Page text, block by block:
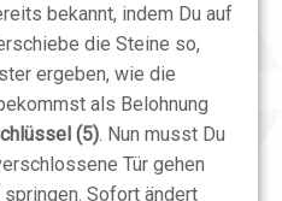
bekannt, indem Du auf
die Steine so,
ergeben, wie die
als Belohnung
(5) . Nun musst Du
Tür gehen
Sofort ändert